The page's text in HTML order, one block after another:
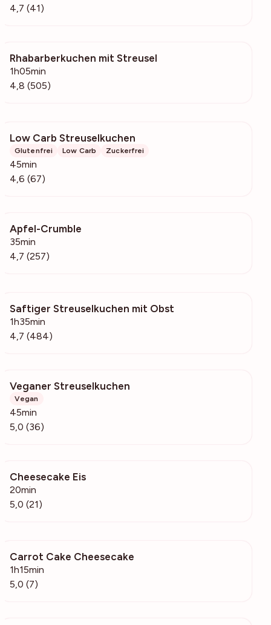
4,7 (41)
Rhabarberkuchen mit Streusel
1h05min
4,8 (505)
Low Carb Streuselkuchen
Glutenfrei Low Carb Zuckerfrei
45min
4,6 (67)
Apfel-Crumble
35min
4,7 (257)
Saftiger Streuselkuchen mit Obst
1h35min
4,7 (484)
Veganer Streuselkuchen
Vegan
45min
5,0 (36)
Cheesecake Eis
20min
5,0 (21)
Carrot Cake Cheesecake
1h15min
5,0 (7)